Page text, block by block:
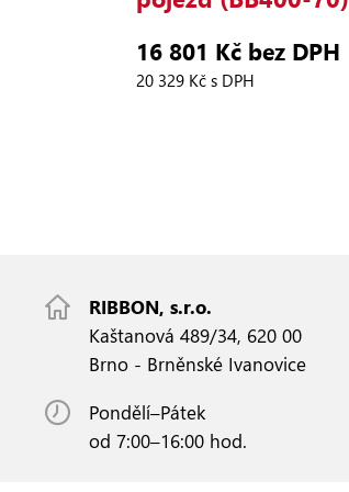
16 801 Kč bez DPH
20 329 Kč s DPH
RIBBON, s.r.o.
Kaštanová 489/34, 620 00
Brno - Brněnské Ivanovice
Pondělí–Pátek
od 7:00–16:00 hod.